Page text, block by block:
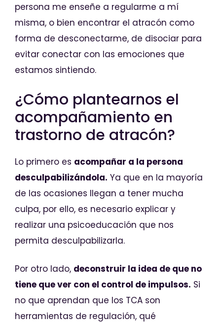
persona me enseñe a regularme a mí
misma, o bien encontrar el atracón como
forma de desconectarme, de disociar para
evitar conectar con las emociones que
estamos sintiendo.
¿Cómo plantearnos el
acompañamiento en
trastorno de atracón?
Lo primero es acompañar a la persona
desculpabilizándola. Ya que en la mayoría
de las ocasiones llegan a tener mucha
culpa, por ello, es necesario explicar y
realizar una psicoeducación que nos
permita desculpabilizarla.
Por otro lado, deconstruir la idea de que no
tiene que ver con el control de impulsos. Si
no que aprendan que los TCA son
herramientas de regulación, qué